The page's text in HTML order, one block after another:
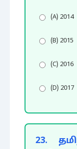
(A) 2014
(B) 2015
(C) 2016
(D) 2017
23.